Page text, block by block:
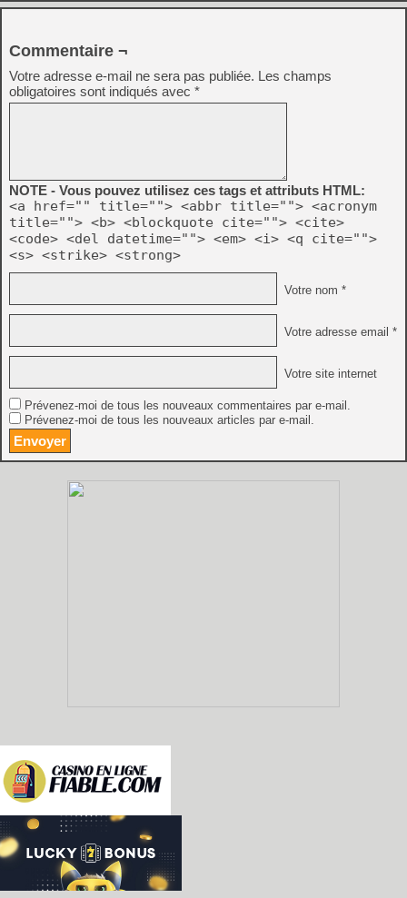
Commentaire ¬
Votre adresse e-mail ne sera pas publiée. Les champs
obligatoires sont indiqués avec *
NOTE - Vous pouvez utilisez ces tags et attributs HTML:
<a href="" title=""> <abbr title=""> <acronym
title=""> <b> <blockquote cite=""> <cite>
<code> <del datetime=""> <em> <i> <q cite="">
<s> <strike> <strong>
Votre nom *
Votre adresse email *
Votre site internet
Prévenez-moi de tous les nouveaux commentaires par e-mail.
Prévenez-moi de tous les nouveaux articles par e-mail.